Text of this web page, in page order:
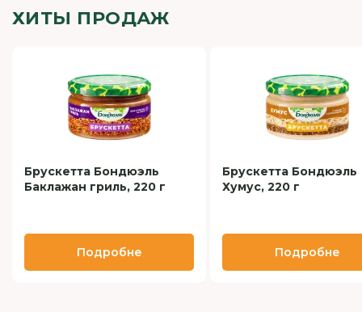
ХИТЫ ПРОДАЖ
Брускетта Бондюэль
Баклажан гриль, 220 г
Подробне
Брускетта Бондюэль
Хумус, 220 г
Подробне